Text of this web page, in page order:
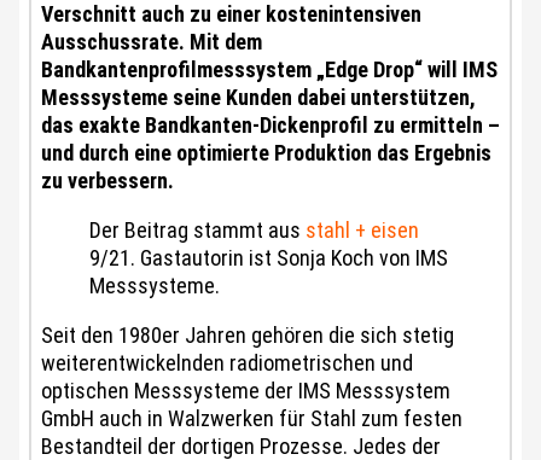
Verschnitt auch zu einer kostenintensiven
Ausschussrate. Mit dem
Bandkantenprofilmesssystem „Edge Drop“ will IMS
Messsysteme seine Kunden dabei unterstützen,
das exakte Bandkanten-Dickenprofil zu ermitteln –
und durch eine optimierte Produktion das Ergebnis
zu verbessern.
Der Beitrag stammt aus stahl + eisen
9/21. Gastautorin ist Sonja Koch von IMS
Messsysteme.
Seit den 1980er Jahren gehören die sich stetig
weiterentwickelnden radiometrischen und
optischen Messsysteme der IMS Messsystem
GmbH auch in Walzwerken für Stahl zum festen
Bestandteil der dortigen Prozesse. Jedes der